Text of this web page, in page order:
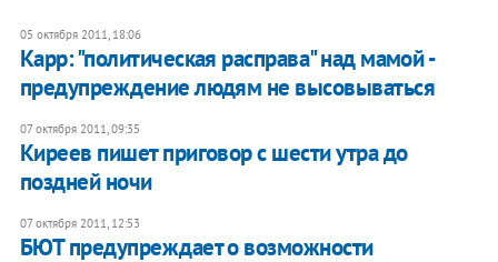
05 октября 2011, 18:06
Карр: "политическая расправа" над мамой -
предупреждение людям не высовываться
07 октября 2011, 09:35
Киреев пишет приговор с шести утра до
поздней ночи
07 октября 2011, 12:53
БЮТ предупреждает о возможности